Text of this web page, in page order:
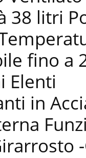
38 litri
fino a
Elenti
in